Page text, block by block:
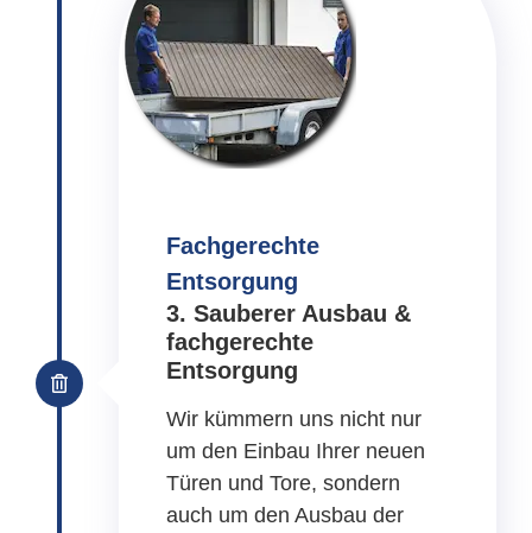
Fachgerechte
Entsorgung
3. Sauberer Ausbau &
fachgerechte
Entsorgung
Wir kümmern uns nicht nur
um den Einbau Ihrer neuen
Türen und Tore, sondern
auch um den Ausbau der